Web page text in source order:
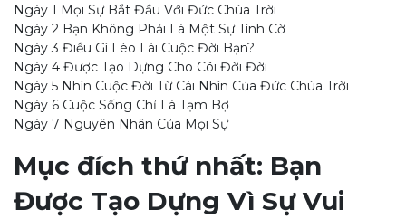
Ngày 1 Mọi Sự Bắt Đầu Với Đức Chúa Trời
Ngày 2 Bạn Không Phải Là Một Sự Tình Cờ
Ngày 3 Điều Gì Lèo Lái Cuộc Đời Bạn?
Ngày 4 Được Tạo Dựng Cho Cõi Đời Đời
Ngày 5 Nhìn Cuộc Đời Từ Cái Nhìn Của Đức Chúa Trời
Ngày 6 Cuộc Sống Chỉ Là Tạm Bợ
Ngày 7 Nguyên Nhân Của Mọi Sự
Mục đích thứ nhất: Bạn
Được Tạo Dựng Vì Sự Vui